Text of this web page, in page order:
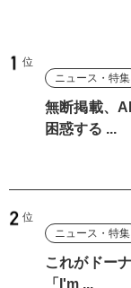
ニュース・特集
無断掲載、
困惑する ...
ニュース・特集
これがドー
「I'm ...